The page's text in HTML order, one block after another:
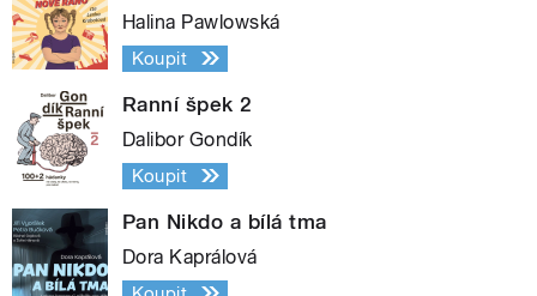
Halina Pawlowská
Koupit
Ranní špek 2
Dalibor Gondík
Koupit
Pan Nikdo a bílá tma
Dora Kaprálová